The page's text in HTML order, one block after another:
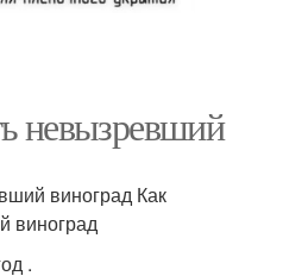
невызревший
виноград Как
виноград
.